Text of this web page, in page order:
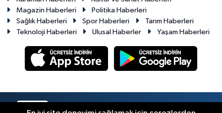
Magazin Haberleri
Politika Haberleri
Sağlık Haberleri
Spor Haberleri
Tarım Haberleri
Teknoloji Haberleri
Ulusal Haberler Yaşam Haberleri